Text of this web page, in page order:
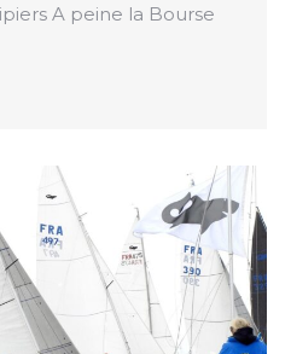
A peine la Bourse